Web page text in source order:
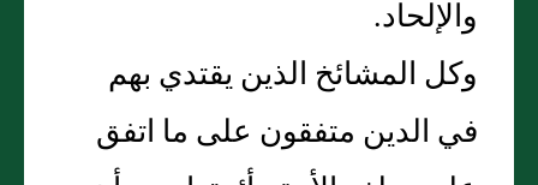
والإلحاد‏.‏
وكل المشائخ الذين يقتدي بهم
في الدين متفقون على ما اتفق